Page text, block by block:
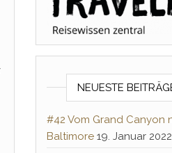
NEUESTE
#42 Vom Grand Canyon
Baltimore 19. Januar 2022